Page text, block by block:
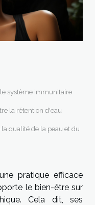
système immunitaire
la rétention d'eau
qualité de la peau et du
pratique efficace
le bien-être sur
Cela dit, ses